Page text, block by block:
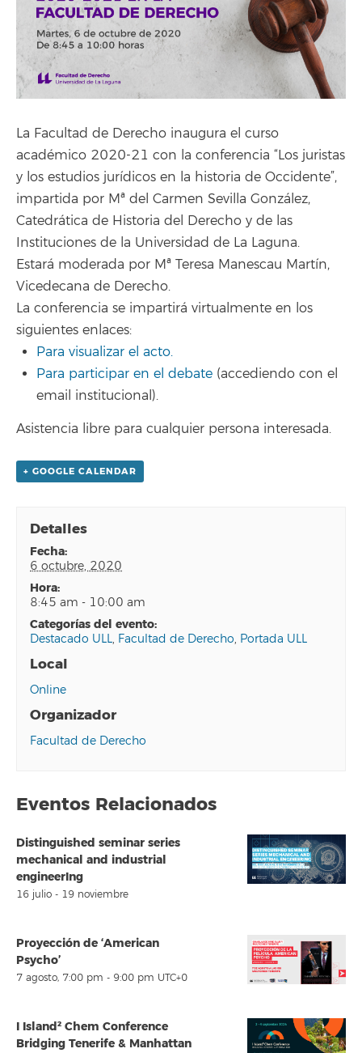
La Facultad de Derecho inaugura el curso
académico 2020-21 con la conferencia “Los juristas
y los estudios jurídicos en la historia de Occidente”,
impartida por Mª del Carmen Sevilla González,
Catedrática de Historia del Derecho y de las
Instituciones de la Universidad de La Laguna.
Estará moderada por Mª Teresa Manescau Martín,
Vicedecana de Derecho.
La conferencia se impartirá virtualmente en los
siguientes enlaces:
Para visualizar el acto.
Para participar en el debate (accediendo con el
email institucional).
Asistencia libre para cualquier persona interesada.
+ GOOGLE CALENDAR
Detalles
fecha:
6 octubre, 2020
hora:
8:45 am - 10:00 am
categorías del evento:
Destacado ULL, Facultad de Derecho, Portada ULL
Local
Online
Organizador
Facultad de Derecho
Eventos Relacionados
Distinguished seminar series
mechanical and industrial
engineerIng
16 julio - 19 noviembre
Proyección de ‘American
Psycho’
7 agosto, 7:00 pm - 9:00 pm UTC+0
I Island² Chem Conference
Bridging Tenerife & Manhattan